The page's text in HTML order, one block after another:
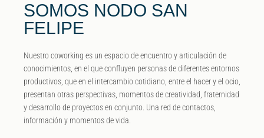
SOMOS NODO SAN
FELIPE
Nuestro coworking es un espacio de encuentro y articulación de
conocimientos, en el que confluyen personas de diferentes entornos
productivos, que en el intercambio cotidiano, entre el hacer y el ocio,
presentan otras perspectivas, momentos de creatividad, fraternidad
y desarrollo de proyectos en conjunto. Una red de contactos,
información y momentos de vida.